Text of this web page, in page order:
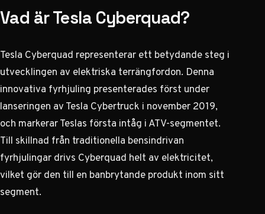
Vad är Tesla Cyberquad?
Tesla Cyberquad representerar ett betydande steg i
utvecklingen av elektriska terrängfordon. Denna
innovativa fyrhjuling presenterades först under
lanseringen av Tesla Cybertruck i november 2019,
och markerar Teslas första intåg i ATV-segmentet.
Till skillnad från traditionella bensindrivan
fyrhjulingar drivs Cyberquad helt av elektricitet,
vilket gör den till en banbrytande produkt inom sitt
segment.